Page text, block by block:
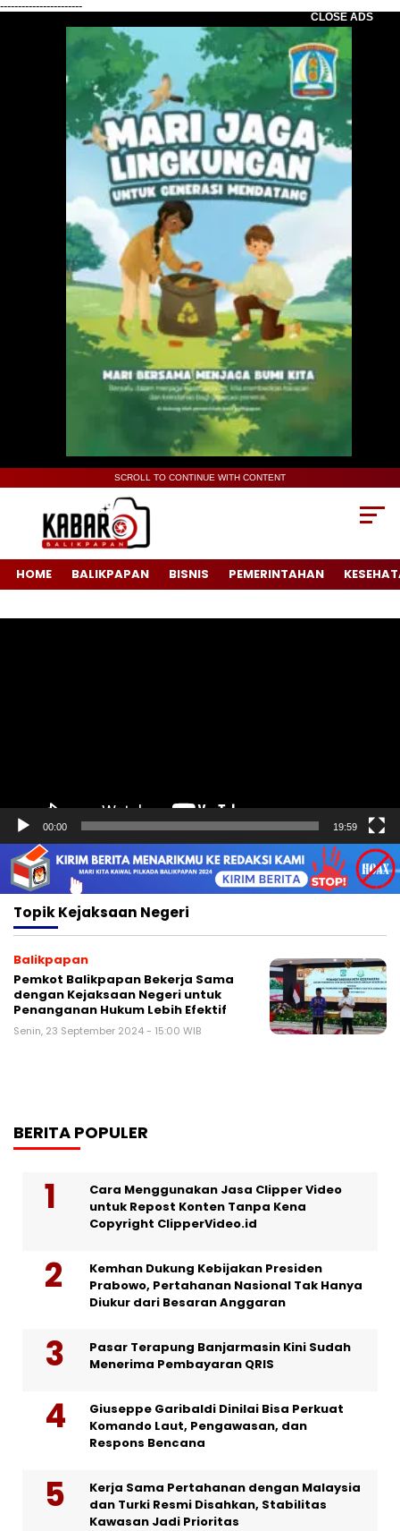
-----------------------
CLOSE ADS
SCROLL TO CONTINUE WITH CONTENT
HOME BALIKPAPAN BISNIS PEMERINTAHAN
00:00 19:59
TopikKejaksaan Negeri
Balikpapan
Pemkot Balikpapan Bekerja Sama
dengan Kejaksaan Negeri untuk
Penanganan Hukum Lebih Efektif
Senin, 23 September 2024 - 15:00 WIB
BERITA POPULER
Cara Menggunakan Jasa Clipper Video
untuk Repost Konten Tanpa Kena
Copyright ClipperVideo.id
Kemhan Dukung Kebijakan Presiden
Prabowo, Pertahanan Nasional Tak Hanya
Diukur dari Besaran Anggaran
Pasar Terapung Banjarmasin Kini Sudah
Menerima Pembayaran QRIS
Giuseppe Garibaldi Dinilai Bisa Perkuat
Komando Laut, Pengawasan, dan
Respons Bencana
Kerja Sama Pertahanan dengan Malaysia
dan Turki Resmi Disahkan, Stabilitas
Kawasan Jadi Prioritas